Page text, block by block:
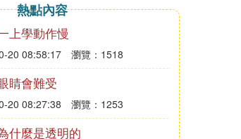
熱點內容
上學動作慢
20 08:58:17 瀏覽：1518
睛會難受
20 08:27:38 瀏覽：1253
什麼是透明的